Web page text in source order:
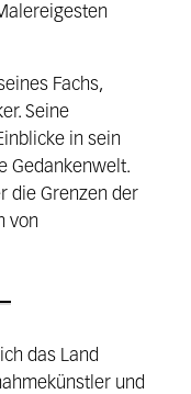
Fachs,
Seine
in sein
Gedankenwelt.
die Grenzen der
von
das Land
und